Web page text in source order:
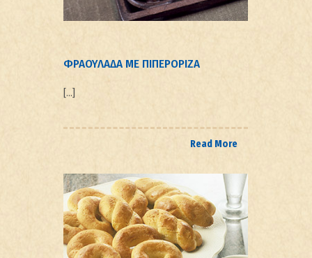
ΦΡΑΟΥΛΑΔΑ ΜΕ ΠΙΠΕΡΟΡΙΖΑ
[…]
Read More